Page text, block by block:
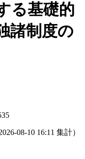
る基礎的
諸制度の
08-10 16:11 集計）